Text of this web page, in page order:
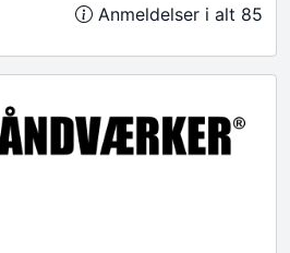
Anmeldelser i alt 85